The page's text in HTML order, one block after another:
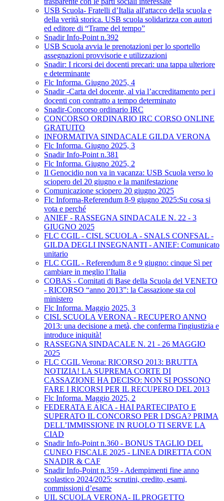
USB Scuola- Fratelli d’Italia all'attacco della scuola e
della verità storica. USB scuola solidarizza con autori
ed editore di “Trame del tempo”
Snadir Info-Point n.392
USB Scuola avvia le prenotazioni per lo sportello
assegnazioni provvisorie e utilizzazioni
Snadir: I ricorsi dei docenti precari: una tappa ulteriore
e determinante
Flc Informa. Giugno 2025, 4
Snadir -Carta del docente, al via l’accreditamento per i
docenti con contratto a tempo determinato
Snadir-Concorso ordinario IRC
CONCORSO ORDINARIO IRC CORSO ONLINE
GRATUITO
INFORMATIVA SINDACALE GILDA VERONA
Flc Informa. Giugno 2025, 3
Snadir Info-Point n.381
Flc Informa. Giugno 2025, 2
Il Genocidio non va in vacanza: USB Scuola verso lo
sciopero del 20 giugno e la manifestazione
Comunicazione sciopero 20 giugno 2025
Flc Informa-Referendum 8-9 giugno 2025:Su cosa si
vota e perché
ANIEF - RASSEGNA SINDACALE N. 22 - 3
GIUGNO 2025
FLC CGIL - CISL SCUOLA - SNALS CONFSAL -
GILDA DEGLI INSEGNANTI - ANIEF: Comunicato
unitario
FLC CGIL - Referendum 8 e 9 giugno: cinque Sì per
cambiare in meglio l’Italia
COBAS - Comitati di Base della Scuola del VENETO
- RICORSO “anno 2013”: la Cassazione sta col
ministero
Flc Informa. Maggio 2025, 3
CISL SCUOLA VERONA - RECUPERO ANNO
2013: una decisione a metà, che conferma l'ingiustizia e
introduce iniquità!
RASSEGNA SINDACALE N. 21 - 26 MAGGIO
2025
FLC CGIL Verona: RICORSO 2013: BRUTTA
NOTIZIA! LA SUPREMA CORTE DI
CASSAZIONE HA DECISO: NON SI POSSONO
FARE I RICORSI PER IL RECUPERO DEL 2013
Flc Informa. Maggio 2025, 2
FEDERATA E AICA - HAI PARTECIPATO E
SUPERATO IL CONCORSO PER I DSGA? PRIMA
DELL’IMMISSIONE IN RUOLO TI SERVE LA
CIAD
Snadir Info-Point n.360 - BONUS TAGLIO DEL
CUNEO FISCALE 2025 - LINEA DIRETTA CON
SNADIR & CAF
Snadir Info-Point n.359 - Adempimenti fine anno
scolastico 2024/2025: scrutini, credito, esami,
commissioni d’esame
UIL SCUOLA VERONA- IL PROGETTO